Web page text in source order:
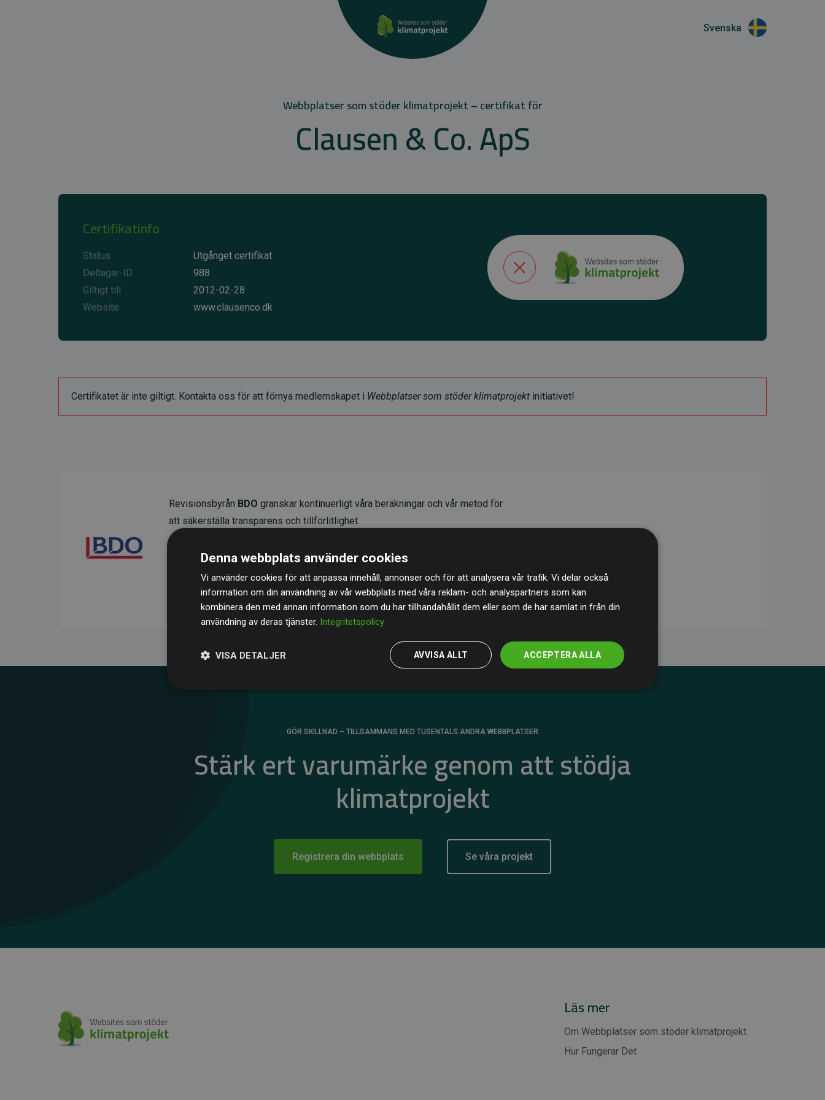
Svenska
Webbplatser som stöder klimatprojekt – certifikat för
Clausen & Co. ApS
Certifikatinfo
Status
Utgånget certifikat
Deltagar-ID
988
Giltigt till
2012-02-28
Website
www.clausenco.dk
Certifikatet är inte giltigt. Kontakta oss för att förnya medlemskapet i Webbplatser som stöder klimatprojekt initiativet!
Revisionsbyrån BDO granskar kontinuerligt våra beräkningar och vår metod för
att säkerställa transparens och tillförlitlighet.
kompenserar för200 % av de beräknade CO₂-utsläppen
medlemswebbplatser – ett tydligt bevis på att vårt arbetssätt ger mätbar
klimatnytta.
GÖR SKILLNAD – TILLSAMMANS MED TUSENTALS ANDRA WEBBPLATSER
Stärk ert varumärke genom att stödja
klimatprojekt
Registrera din webbplats Se våra projekt
Läs mer
Om Webbplatser som stöder klimatprojekt
Hur Fungerar Det
Denna webbplats använder cookies
Vi använder cookies för att anpassa innehåll, annonser och för att analysera vår trafik. Vi delar också
information om din användning av vår webbplats med våra reklam- och analyspartners som kan
kombinera den med annan information som du har tillhandahållit dem eller som de har samlat in från din
användning av deras tjänster. Integritetspolicy
ACCEPTERA ALLA
AVVISA ALLT
VISA DETALJER